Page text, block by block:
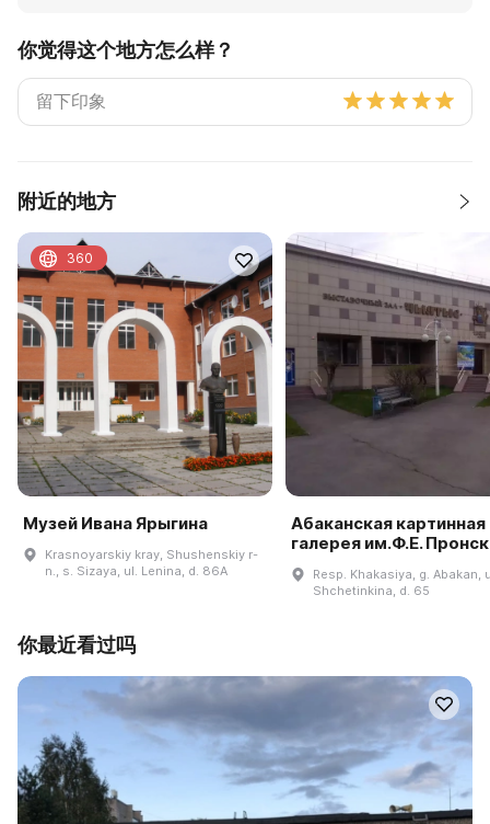
你觉得这个地方怎么样？
附近的地方
Музей Ивана Ярыгина
Krasnoyarskiy kray, Shushenskiy r-
n., s. Sizaya, ul. Lenina, d. 86A
360
Абаканская картинная
галерея им.Ф.Е.
Resp. Khakasiya, g. Abakan,
Shchetinkina, d. 65
你最近看过吗